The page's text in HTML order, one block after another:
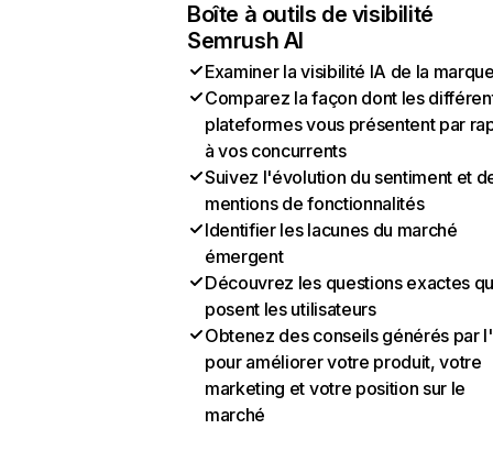
Boîte à outils de visibilité
Semrush AI
Examiner la visibilité IA de la
Comparez la façon dont les
plateformes vous présentent par
à vos concurrents
Suivez l'évolution du sentiment et
mentions de fonctionnalités
Identifier les lacunes du marché
émergent
Découvrez les questions exactes
posent les utilisateurs
Obtenez des conseils générés par
pour améliorer votre produit, votre
marketing et votre position sur le
marché